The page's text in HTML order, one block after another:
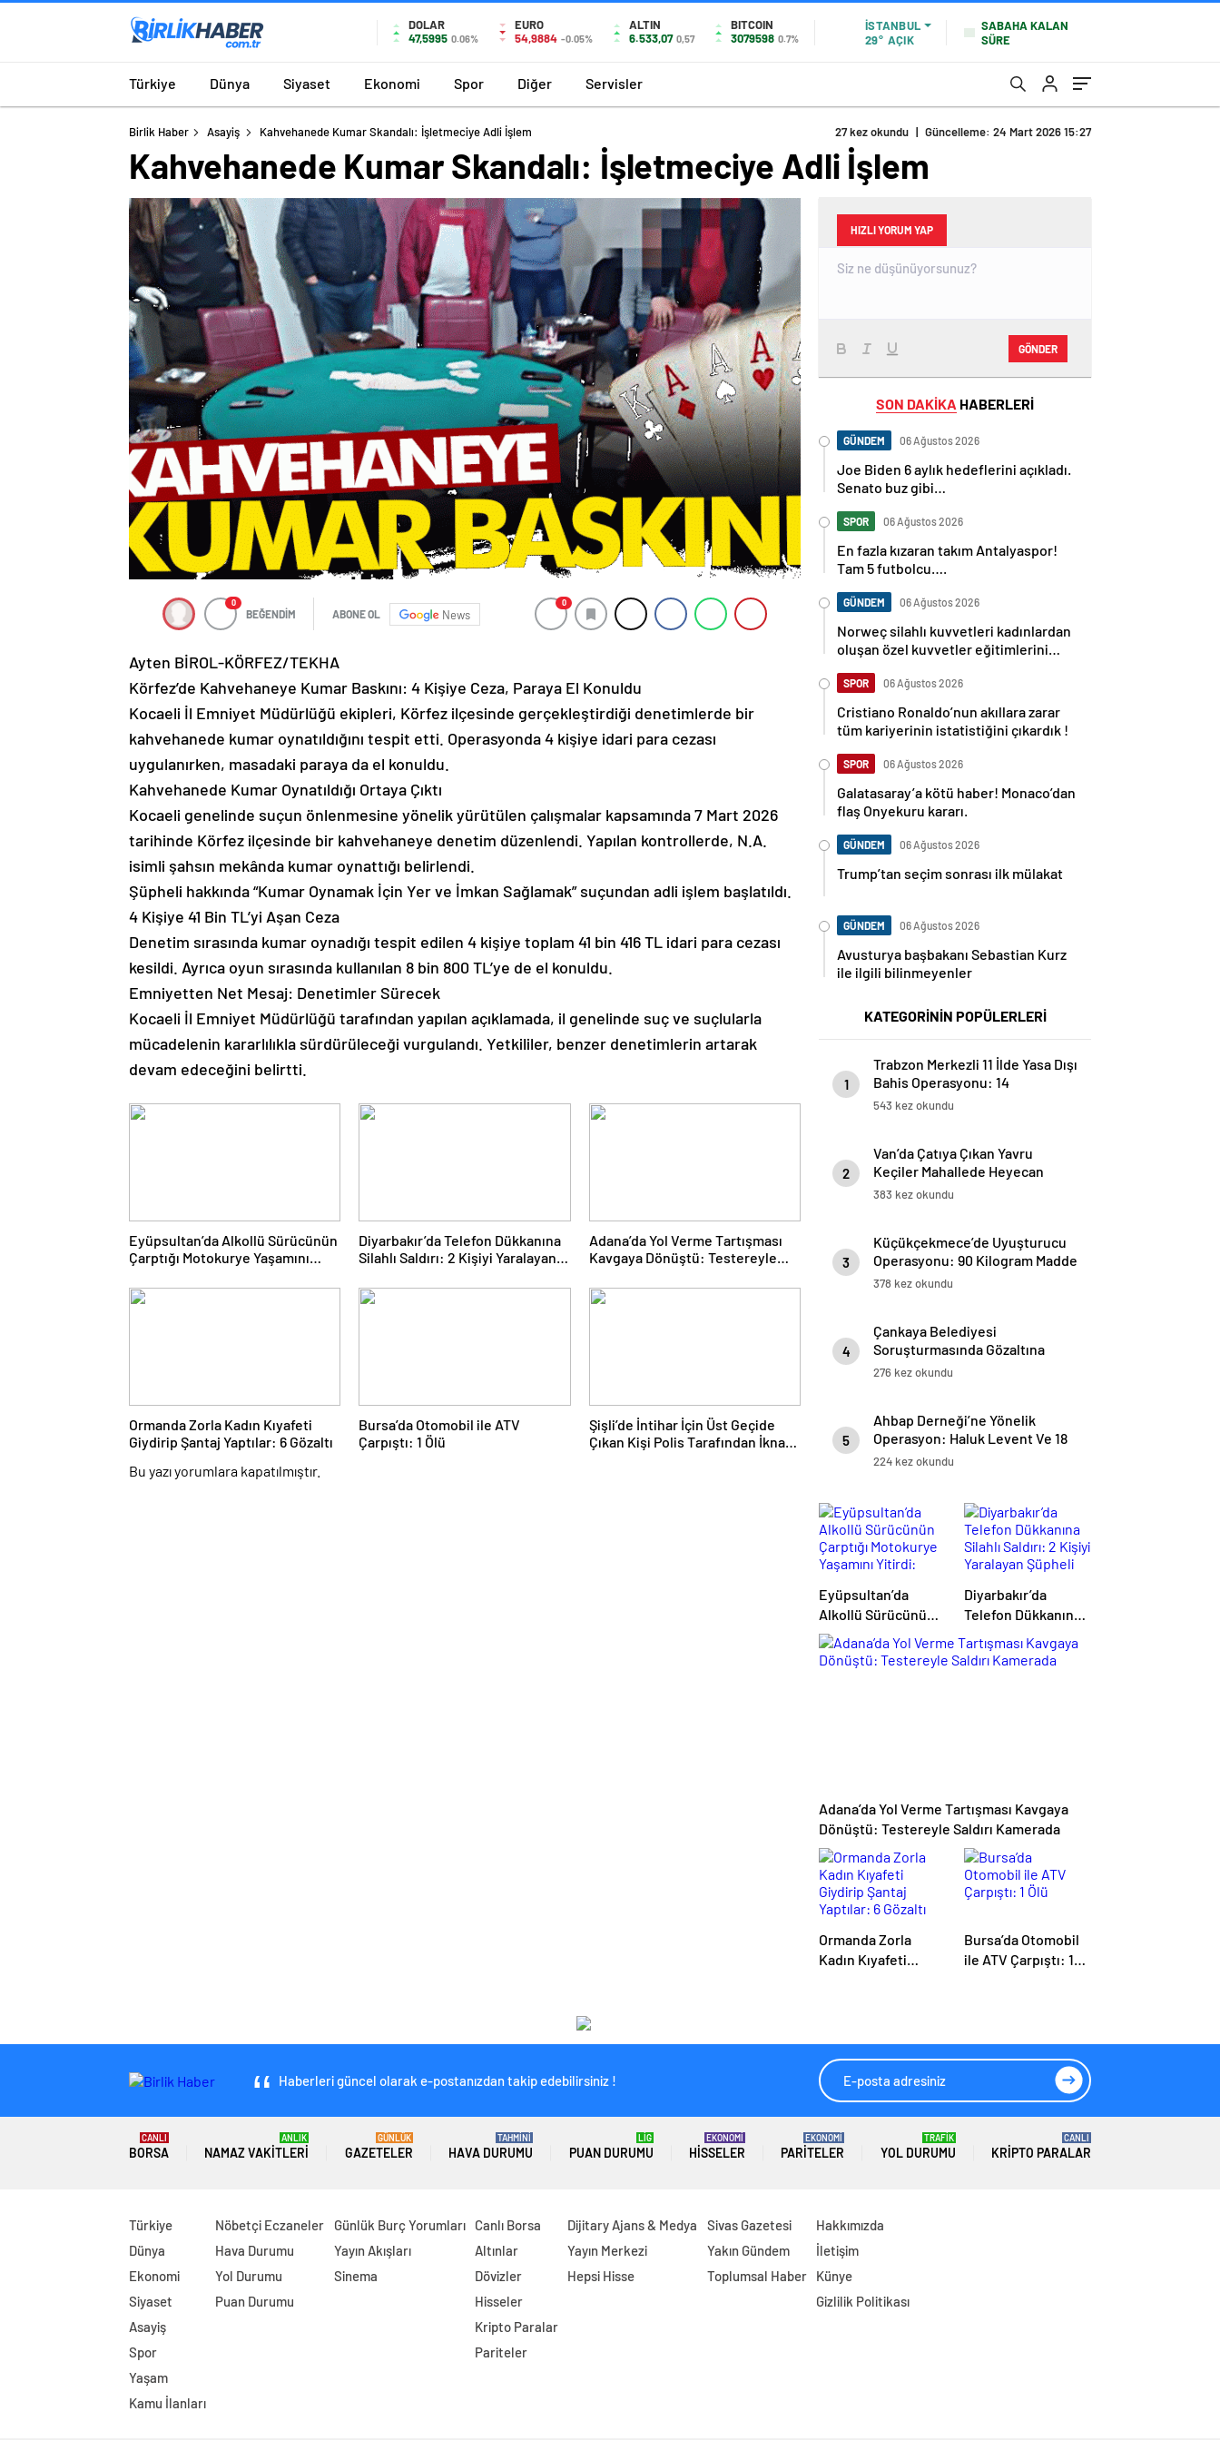
DOLAR
47,5995 0.06%
EURO
54,9884 -0.05%
ALTIN
6.533,07 0,57
BITCOIN
3079598 0.7%
İSTANBUL
29° AÇIK
SABAHA KALAN
SÜRE
Türkiye Dünya Siyaset Ekonomi Spor Diğer Servisler
Birlik Haber Asayiş Kahvehanede Kumar Skandalı: İşletmeciye Adli İşlem 27 kez okundu | Güncelleme: 24 Mart 2026 15:27
Kahvehanede Kumar Skandalı: İşletmeciye Adli İşlem
0
BEĞENDİM ABONE OL News
0
Ayten BİROL-KÖRFEZ/TEKHA
Körfez’de Kahvehaneye Kumar Baskını: 4 Kişiye Ceza, Paraya El Konuldu
Kocaeli İl Emniyet Müdürlüğü ekipleri, Körfez ilçesinde gerçekleştirdiği denetimlerde bir
kahvehanede kumar oynatıldığını tespit etti. Operasyonda 4 kişiye idari para cezası
uygulanırken, masadaki paraya da el konuldu.
Kahvehanede Kumar Oynatıldığı Ortaya Çıktı
Kocaeli genelinde suçun önlenmesine yönelik yürütülen çalışmalar kapsamında 7 Mart 2026
tarihinde Körfez ilçesinde bir kahvehaneye denetim düzenlendi. Yapılan kontrollerde, N.A.
isimli şahsın mekânda kumar oynattığı belirlendi.
Şüpheli hakkında “Kumar Oynamak İçin Yer ve İmkan Sağlamak” suçundan adli işlem başlatıldı.
4 Kişiye 41 Bin TL’yi Aşan Ceza
Denetim sırasında kumar oynadığı tespit edilen 4 kişiye toplam 41 bin 416 TL idari para cezası
kesildi. Ayrıca oyun sırasında kullanılan 8 bin 800 TL’ye de el konuldu.
Emniyetten Net Mesaj: Denetimler Sürecek
Kocaeli İl Emniyet Müdürlüğü tarafından yapılan açıklamada, il genelinde suç ve suçlularla
mücadelenin kararlılıkla sürdürüleceği vurgulandı. Yetkililer, benzer denetimlerin artarak
devam edeceğini belirtti.
Eyüpsultan’da Alkollü Sürücünün
Çarptığı Motokurye Yaşamını
Aileden Tepki
Diyarbakır’da Telefon Dükkanına
Silahlı Saldırı: 2 Kişiyi Yaralayan
Adana’da Yol Verme Tartışması
Kavgaya Dönüştü: Testereyle
Ormanda Zorla Kadın Kıyafeti
Giydirip Şantaj Yaptılar: 6 Gözaltı
Bursa’da Otomobil ile ATV
Çarpıştı: 1 Ölü
Şişli’de İntihar İçin Üst Geçide
Çıkan Kişi Polis Tarafından İkna
Bu yazı yorumlara kapatılmıştır.
HIZLI YORUM YAP
GÖNDER
SON DAKİKA HABERLERİ
GÜNDEM 06 Ağustos 2026
Joe Biden 6 aylık hedeflerini açıkladı.
Senato buz gibi…
SPOR 06 Ağustos 2026
En fazla kızaran takım Antalyaspor!
Tam 5 futbolcu….
GÜNDEM 06 Ağustos 2026
Norweç silahlı kuvvetleri kadınlardan
oluşan özel kuvvetler eğitimlerini
SPOR 06 Ağustos 2026
Cristiano Ronaldo’nun akıllara zarar
tüm kariyerinin istatistiğini çıkardık !
SPOR 06 Ağustos 2026
Galatasaray’a kötü haber! Monaco’dan
flaş Onyekuru kararı.
GÜNDEM 06 Ağustos 2026
Trump’tan seçim sonrası ilk mülakat
GÜNDEM 06 Ağustos 2026
Avusturya başbakanı Sebastian Kurz
ile ilgili bilinmeyenler
KATEGORİNİN POPÜLERLERİ
1
Trabzon Merkezli 11 İlde Yasa Dışı
Bahis Operasyonu: 14
Tutuklama
543 kez okundu
2
Van’da Çatıya Çıkan Yavru
Keçiler Mahallede Heyecan
Yarattı
383 kez okundu
3
Küçükçekmece’de Uyuşturucu
Operasyonu: 90 Kilogram Madde
Ele Geçirildi, 3 Gözaltı
378 kez okundu
4
Çankaya Belediyesi
Soruşturmasında Gözaltına
Alınan 30 Şüpheli Adliyeye Sevk
276 kez okundu
5
Ahbap Derneği’ne Yönelik
Operasyon: Haluk Levent Ve 18
Şüpheli Gözaltına Alındı
224 kez okundu
Eyüpsultan’da
Alkollü Sürücünün
Çarptığı Motokurye
Yaşamını Yitirdi:
Sanığın Tahliyesine
Diyarbakır’da
Telefon Dükkanına
Silahlı Saldırı: 2
Kişiyi Yaralayan
Adana’da Yol Verme Tartışması Kavgaya
Dönüştü: Testereyle Saldırı Kamerada
Ormanda Zorla
Kadın Kıyafeti
Bursa’da Otomobil
ile ATV Çarpıştı: 1
Haberleri güncel olarak e-postanızdan takip edebilirsiniz !
BORSA
CANLI
NAMAZ VAKITLERI
ANLIK
GAZETELER
GÜNLÜK
HAVA DURUMU
TAHMİNİ
PUAN DURUMU
LİG
HISSELER
EKONOMİ
PARITELER
EKONOMİ
YOL DURUMU
TRAFİK
KRIPTO PARALAR
CANLI
Türkiye
Dünya
Ekonomi
Siyaset
Asayiş
Spor
Yaşam
Kamu İlanları
Nöbetçi Eczaneler
Hava Durumu
Yol Durumu
Puan Durumu
Günlük Burç Yorumları
Yayın Akışları
Sinema
Canlı Borsa
Altınlar
Dövizler
Hisseler
Kripto Paralar
Pariteler
Dijitary Ajans & Medya
Yayın Merkezi
Hepsi Hisse
Sivas Gazetesi
Yakın Gündem
Toplumsal Haber
Hakkımızda
İletişim
Künye
Gizlilik Politikası